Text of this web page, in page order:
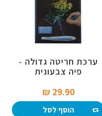
ערכת חריטה גדולה -
פיה צבעונית
29.90 ₪‎
הוסף לסל